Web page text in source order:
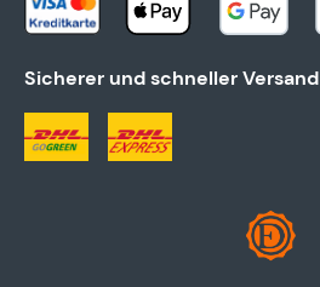
Sicherer und schneller Versand